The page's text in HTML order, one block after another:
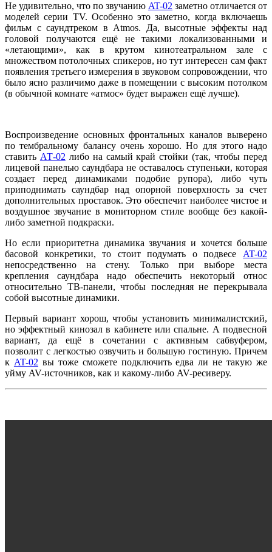
Не удивительно, что по звучанию AT-02 заметно отличается от
моделей серии TV. Особенно это заметно, когда включаешь
фильм с саундтреком в Atmos. Да, высотные эффекты над
головой получаются ещё не такими локализованными и
«летающими», как в крутом кинотеатральном зале с
множеством потолочных спикеров, но тут интересен сам факт
появления третьего измерения в звуковом сопровождении, что
было ясно различимо даже в помещении с высоким потолком
(в обычной комнате «атмос» будет выражен ещё лучше).
Воспроизведение основных фронтальных каналов выверено
по тембральному балансу очень хорошо. Но для этого надо
ставить АТ-02 либо на самый край стойки (так, чтобы перед
лицевой панелью саундбара не оставалось ступеньки, которая
создает перед динамиками подобие рупора), либо чуть
приподнимать саундбар над опорной поверхность за счет
дополнительных проставок. Это обеспечит наиболее чистое и
воздушное звучание в мониторном стиле вообще без какой-
либо заметной подкраски.
Но если приоритетна динамика звучания и хочется больше
басовой конкретики, то стоит подумать о подвесе AT-02
непосредственно на стену. Только при выборе места
крепления саундбара надо обеспечить некоторый относ
относительно ТВ-панели, чтобы последняя не перекрывала
собой высотные динамики.
Первый вариант хорош, чтобы установить минималистский,
но эффектный кинозал в кабинете или спальне. А подвесной
вариант, да ещё в сочетании с активным сабвуфером,
позволит с легкостью озвучить и большую гостиную. Причем
к AT-02 вы тоже сможете подключить едва ли не такую же
уйму AV-источников, как и какому-либо AV-ресиверу.